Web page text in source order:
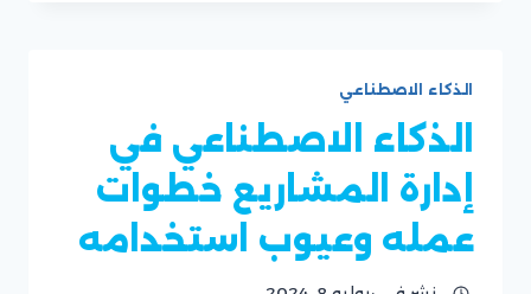
والأدوات
الذكاء الاصطناعي
الذكاء الاصطناعي في
إدارة المشاريع خطوات
عمله وعيوب استخدامه